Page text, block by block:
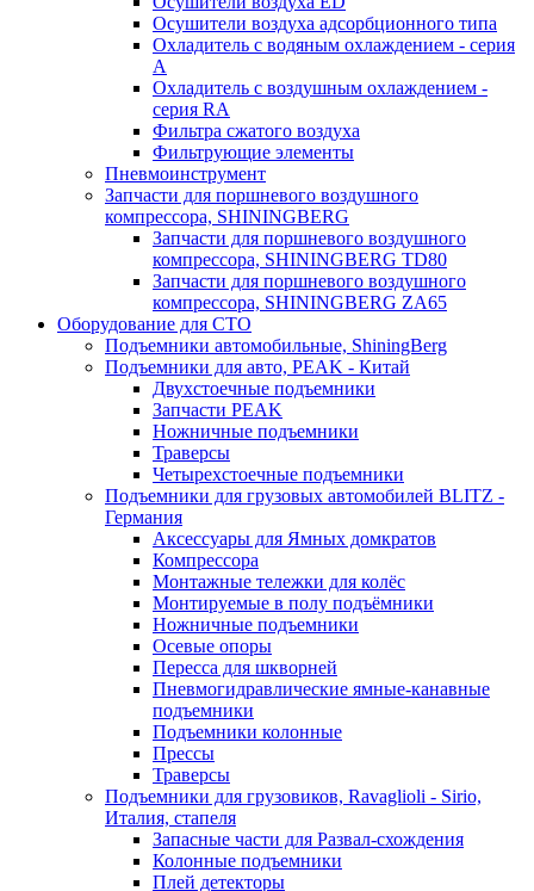
Осушители воздуха адсорбционного типа
Охладитель с водяным охлаждением - серия
A
Охладитель с воздушным охлаждением -
серия RA
Фильтра сжатого воздуха
Фильтрующие элементы
Пневмоинструмент
Запчасти для поршневого воздушного
компрессора, SHININGBERG
Запчасти для поршневого воздушного
компрессора, SHININGBERG TD80
Запчасти для поршневого воздушного
компрессора, SHININGBERG ZA65
Оборудование для СТО
Подъемники автомобильные, ShiningBerg
Подъемники для авто, PEAK - Китай
Двухстоечные подъемники
Запчасти PEAK
Ножничные подъемники
Траверсы
Четырехстоечные подъемники
Подъемники для грузовых автомобилей BLITZ -
Германия
Аксессуары для Ямных домкратов
Компрессора
Монтажные тележки для колёс
Монтируемые в полу подъёмники
Ножничные подъемники
Осевые опоры
Пересса для шкворней
Пневмогидравлические ямные-канавные
подъемники
Подъемники колонные
Прессы
Траверсы
Подъемники для грузовиков, Ravaglioli - Sirio,
Италия, стапеля
Запасные части для Развал-схождения
Колонные подъемники
Плей детекторы